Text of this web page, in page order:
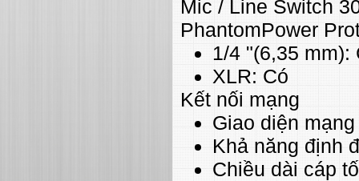
Mic / Line Switch
PhantomPower
1/4 "(6,35 mm):
XLR: Có
Kết nối mạng
Giao diện
Khả năng định
Chiều dài cáp